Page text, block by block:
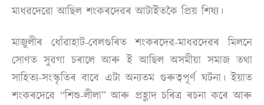
মাধৱদেৱো আছিল শংকৰদেৱৰ আটাইতকৈ প্রিয় শিষ্য।
মাজুলীৰ ধোঁৱাহাট-বেলগুৰিত শংকৰদেৱ-মাধৱদেৱৰ মিলনে
সোণত সুৱগা চৰালে আৰু ই আছিল অসমীয়া সমাজ তথা
সাহিত্য-সংস্কৃতিৰ বাবে এটা অন্যতম গুৰুত্বপূৰ্ণ ঘটনা। ইয়াত
শংকৰদেৱে “শিশু-লীলা” আৰু প্ৰহ্লাদ চৰিত্ৰ ৰচনা কৰে আৰু